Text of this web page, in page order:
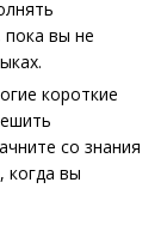
вы не
короткие
со знания
когда вы